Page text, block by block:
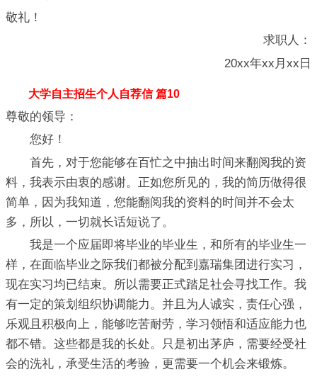
敬礼！
求职人：
20xx年xx月xx日
大学自主招生个人自荐信 篇10
尊敬的领导：
您好！
首先，对于您能够在百忙之中抽出时间来翻阅我的资
料，我表示由衷的感谢。正如您所见的，我的简历做得很
简单，因为我知道，您能翻阅我的资料的时间并不会太
多，所以，一切就长话短说了。
我是一个应届即将毕业的毕业生，和所有的毕业生一
样，在面临毕业之际我们都被分配到嘉瑞集团进行实习，
现在实习均已结束。所以需要正式踏足社会寻找工作。我
有一定的策划组织协调能力。并且为人诚实，责任心强，
乐观且积极向上，能够吃苦耐劳，学习领悟和适应能力也
都不错。这些都是我的长处。只是初出茅庐，需要经受社
会的洗礼，承受生活的考验，更需要一个机会来锻炼。